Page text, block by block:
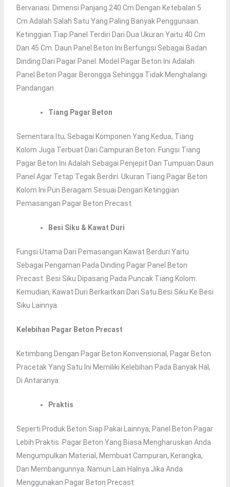
Bervariasi. Dimensi Panjang 240 Cm Dengan Ketebalan 5
Cm Adalah Salah Satu Yang Paling Banyak Penggunaan.
Ketinggian Tiap Panel Terdiri Dari Dua Ukuran Yaitu 40 Cm
Dan 45 Cm. Daun Panel Beton Ini Berfungsi Sebagai Badan
Dinding Dari Pagar Panel. Model Pagar Beton Ini Adalah
Panel Beton Pagar Berongga Sehingga Tidak Menghalangi
Pandangan.
Tiang Pagar Beton
Sementara Itu, Sebagai Komponen Yang Kedua, Tiang
Kolom Juga Terbuat Dari Campuran Beton. Fungsi Tiang
Pagar Beton Ini Adalah Sebagai Penjepit Dan Tumpuan Daun
Panel Agar Tetap Tegak Berdiri. Ukuran Tiang Pagar Beton
Kolom Ini Pun Beragam Sesuai Dengan Ketinggian
Pemasangan Pagar Beton Precast.
Besi Siku & Kawat Duri
Fungsi Utama Dari Pemasangan Kawat Berduri Yaitu
Sebagai Pengaman Pada Dinding Pagar Panel Beton
Precast. Besi Siku Dipasang Pada Puncak Tiang Kolom.
Kemudian, Kawat Duri Berkaitkan Dari Satu Besi Siku Ke Besi
Siku Lainnya.
Kelebihan Pagar Beton Precast
Ketimbang Dengan Pagar Beton Konvensional, Pagar Beton
Pracetak Yang Satu Ini Memiliki Kelebihan Pada Banyak Hal,
Di Antaranya:
Praktis
Seperti Produk Beton Siap Pakai Lainnya, Panel Beton Pagar
Lebih Praktis. Pagar Beton Yang Biasa Mengharuskan Anda
Mengumpulkan Material, Membuat Campuran, Kerangka,
Dan Membangunnya. Namun Lain Halnya Jika Anda
Menggunakan Pagar Beton Precast.